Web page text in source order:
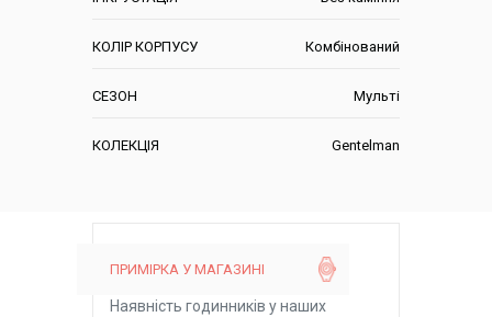
КОЛІР КОРПУСУ Комбінований
СЕЗОН Мульті
КОЛЕКЦІЯ Gentelman
ПРИМІРКА У МАГАЗИНІ
Наявність годинників у наших